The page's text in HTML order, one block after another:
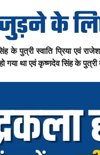
के पुत्री स्वाति प्रिया एवं
था एवं कृष्णदेव सिंह के पुत्री